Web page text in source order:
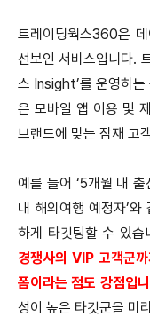
트레이딩웍스360은 데
선보인 서비스입니다.
스 Insight’를 운영하
은 모바일 앱 이용 및
브랜드에 맞는 잠재 고
예를 들어 ‘5개월 내 출
내 해외여행 예정자’
하게 타깃팅할 수 있
경쟁사의 VIP 고객군
폼이라는 점도 강점입
성이 높은 타깃군을 미